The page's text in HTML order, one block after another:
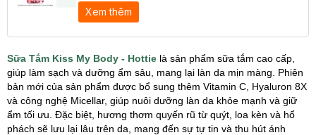
Xem thêm
Sữa Tắm Kiss My Body - Hottie là sản phẩm sữa tắm cao cấp,
giúp làm sạch và dưỡng ẩm sâu, mang lại làn da mịn màng. Phiên
bản mới của sản phẩm được bổ sung thêm Vitamin C, Hyaluron 8X
và công nghệ Micellar, giúp nuôi dưỡng làn da khỏe mạnh và giữ
ẩm tối ưu. Đặc biệt, hương thơm quyến rũ từ quýt, loa kèn và hổ
phách sẽ lưu lại lâu trên da, mang đến sự tự tin và thu hút ánh